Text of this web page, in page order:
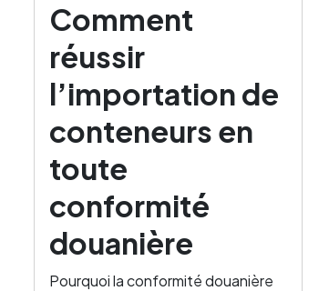
Comment
réussir
l’importation de
conteneurs en
toute
conformité
douanière
Pourquoi la conformité douanière